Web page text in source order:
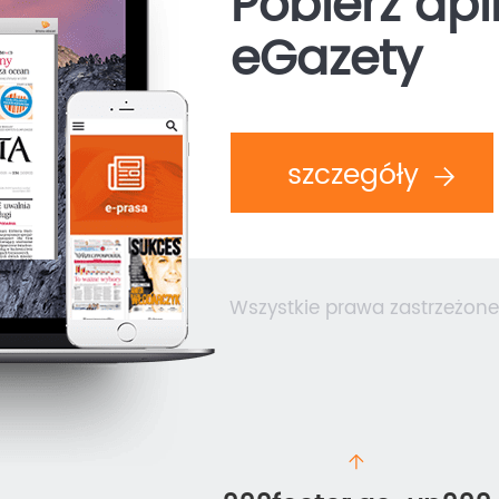
eGazety
szczegóły
Wszystkie prawa